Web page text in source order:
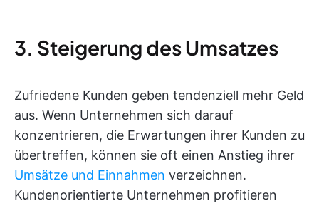
3. Steigerung des Umsatzes
Zufriedene Kunden geben tendenziell mehr Geld
aus. Wenn Unternehmen sich darauf
konzentrieren, die Erwartungen ihrer Kunden zu
übertreffen, können sie oft einen Anstieg ihrer
Umsätze und Einnahmen verzeichnen.
Kundenorientierte Unternehmen profitieren